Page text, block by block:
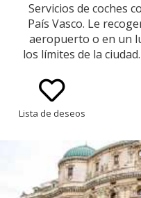
Servicios de coches
País Vasco. Le
aeropuerto o en un
los límites de la
Lista de deseos